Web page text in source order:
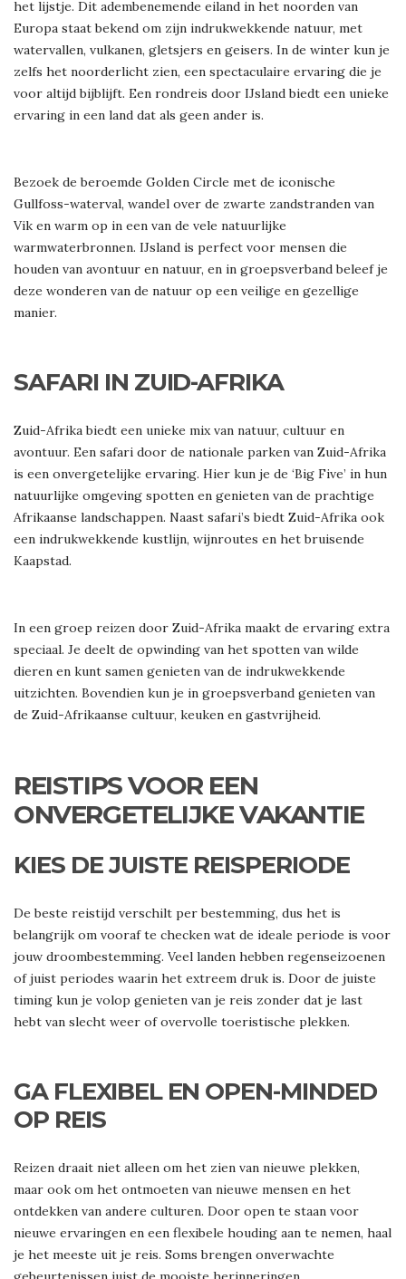
het lijstje. Dit adembenemende eiland in het noorden van
Europa staat bekend om zijn indrukwekkende natuur, met
watervallen, vulkanen, gletsjers en geisers. In de winter kun je
zelfs het noorderlicht zien, een spectaculaire ervaring die je
voor altijd bijblijft. Een rondreis door IJsland biedt een unieke
ervaring in een land dat als geen ander is.
Bezoek de beroemde Golden Circle met de iconische
Gullfoss-waterval, wandel over de zwarte zandstranden van
Vik en warm op in een van de vele natuurlijke
warmwaterbronnen. IJsland is perfect voor mensen die
houden van avontuur en natuur, en in groepsverband beleef je
deze wonderen van de natuur op een veilige en gezellige
manier.
SAFARI IN ZUID-AFRIKA
Zuid-Afrika biedt een unieke mix van natuur, cultuur en
avontuur. Een safari door de nationale parken van Zuid-Afrika
is een onvergetelijke ervaring. Hier kun je de ‘Big Five’ in hun
natuurlijke omgeving spotten en genieten van de prachtige
Afrikaanse landschappen. Naast safari’s biedt Zuid-Afrika ook
een indrukwekkende kustlijn, wijnroutes en het bruisende
Kaapstad.
In een groep reizen door Zuid-Afrika maakt de ervaring extra
speciaal. Je deelt de opwinding van het spotten van wilde
dieren en kunt samen genieten van de indrukwekkende
uitzichten. Bovendien kun je in groepsverband genieten van
de Zuid-Afrikaanse cultuur, keuken en gastvrijheid.
REISTIPS VOOR EEN
ONVERGETELIJKE VAKANTIE
KIES DE JUISTE REISPERIODE
De beste reistijd verschilt per bestemming, dus het is
belangrijk om vooraf te checken wat de ideale periode is voor
jouw droombestemming. Veel landen hebben regenseizoenen
of juist periodes waarin het extreem druk is. Door de juiste
timing kun je volop genieten van je reis zonder dat je last
hebt van slecht weer of overvolle toeristische plekken.
GA FLEXIBEL EN OPEN-MINDED
OP REIS
Reizen draait niet alleen om het zien van nieuwe plekken,
maar ook om het ontmoeten van nieuwe mensen en het
ontdekken van andere culturen. Door open te staan voor
nieuwe ervaringen en een flexibele houding aan te nemen, haal
je het meeste uit je reis. Soms brengen onverwachte